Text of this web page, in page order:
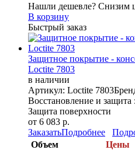
Нашли дешевле? Снизим
В корзину
Быстрый заказ
Защитное покрытие -
Loctite 7803
в наличии
Артикул: Loctite 7803
Восстановление и защита :
Защита поверхности
от 6 083 р.
ЗаказатьПодробнее
Объем
Цены